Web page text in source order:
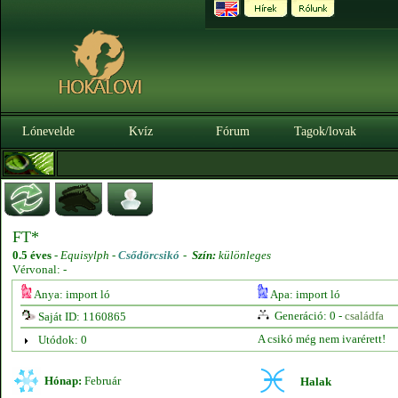
Lónevelde Kvíz Fórum Tagok/lovak
FT*
0.5 éves - Equisylph - Csődörcsikó - Szín: különleges
Vérvonal: -
Anya: import ló
Apa: import ló
Saját ID: 1160865
Generáció: 0 - családfa
Utódok: 0
A csikó még nem ivarérett!
Hónap: Február Halak